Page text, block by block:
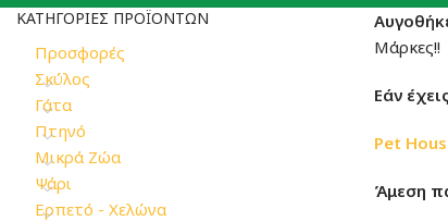
ΚΑΤΗΓΟΡΊΕΣ ΠΡΟΪΌΝΤΩΝ
Προσφορές
Σκύλος
Γάτα
Πτηνό
Μικρά Ζώα
Ψάρι
Ερπετό - Χελώνα
Μάρκες!!
Εάν
Pet
Άμεση